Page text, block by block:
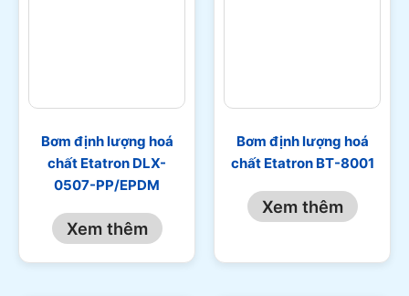
Bơm định lượng hoá
chất Etatron DLX-
0507-PP/EPDM
Xem thêm
Bơm định lượng hoá
chất Etatron BT-8001
Xem thêm